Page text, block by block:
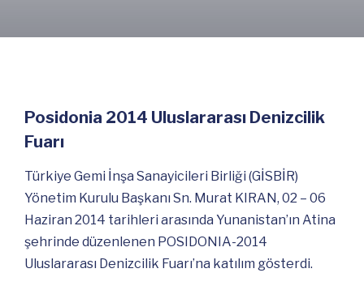
Posidonia 2014 Uluslararası Denizcilik
Fuarı
Türkiye Gemi İnşa Sanayicileri Birliği (GİSBİR)
Yönetim Kurulu Başkanı Sn. Murat KIRAN, 02 – 06
Haziran 2014 tarihleri arasında Yunanistan’ın Atina
şehrinde düzenlenen POSIDONIA-2014
Uluslararası Denizcilik Fuarı’na katılım gösterdi.